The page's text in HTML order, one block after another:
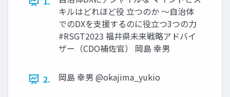
キルはどれほど役 立つのか ～自治体
でのDXを支援するのに役立つ3つの力
#RSGT2023 福井県未来戦略アドバイ
ザー（CDO補佐官） 岡島 幸男
2. 岡島 幸男 @okajima_yukio